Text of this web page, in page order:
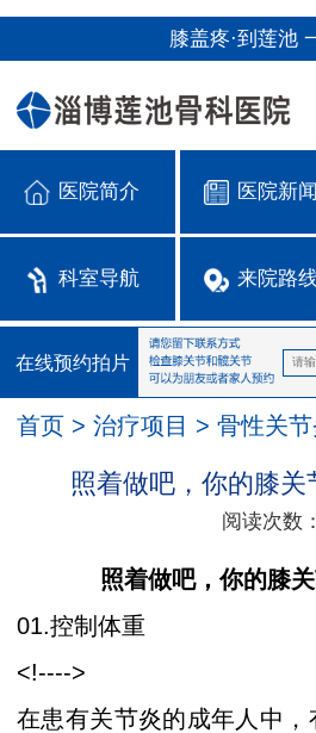
膝盖疼·到莲池
医院简介 医院新闻
科室导航 来院路
在线预约拍片
首页 > 治疗项目 > 骨性关节
照着做吧，你的膝关
阅读次数：
照着做吧，你的膝
01.控制体重
<!---->
在患有关节炎的成年人中